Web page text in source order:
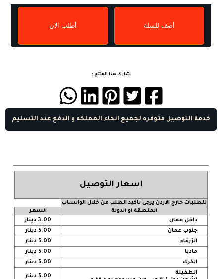
أضف للسلة أطلب الان
شارك هذا المنتج :
خدمة التوصيل متوفره لجميع انحاء المملكه و الدفع عند التسليم
اسعار التوصيل
للطلبات خارج الاردن يرجى تاكيد الطلب من خلال الواتساب
المنطقة او الدولة
السعر
داخل عمان
3.00 دينار
جنوب عمان
5.00 دينار
الزرقاء
5.00 دينار
مادبا
5.00 دينار
الكرك
5.00 دينار
الطفيلة
5.00 دينار